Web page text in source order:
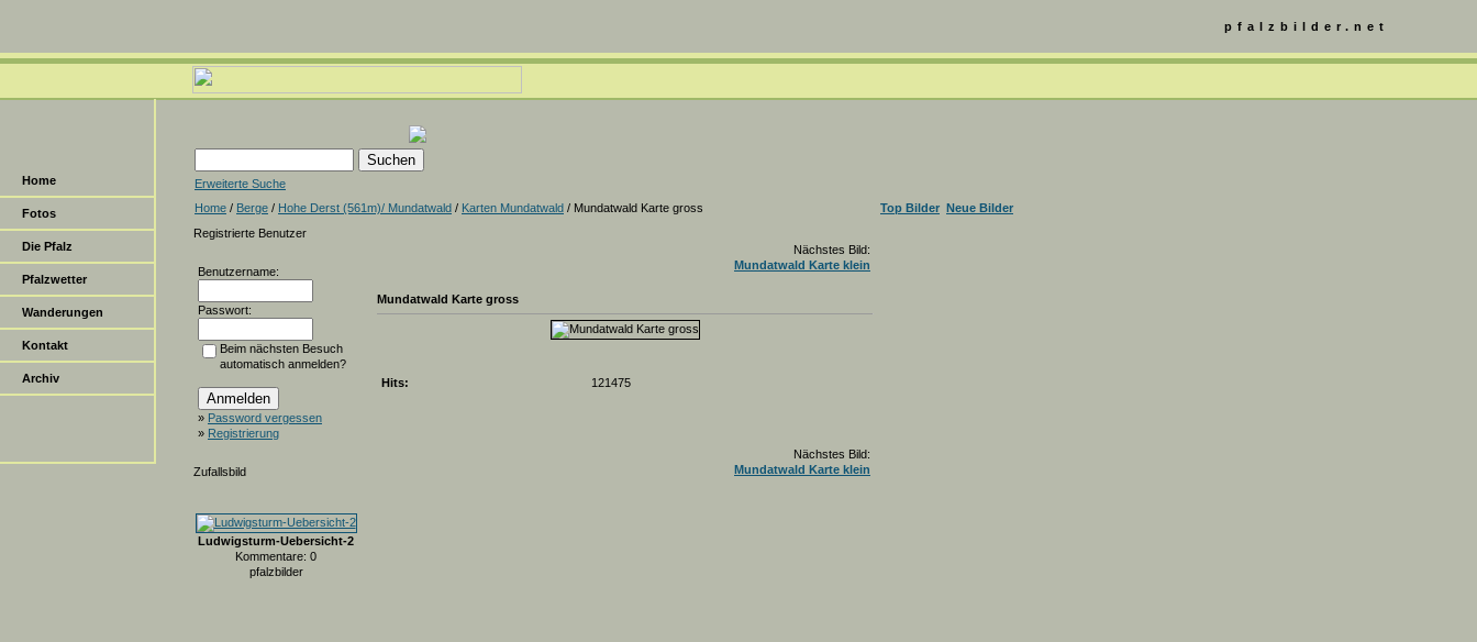
Home
Fotos
Die Pfalz
Pfalzwetter
Wanderungen
Kontakt
Archiv
pfalzbilder.net
Erweiterte Suche
Home / Berge / Hohe Derst (561m)/ Mundatwald / Karten Mundatwald / Mundatwald Karte gross Top Bilder Neue Bilder
Registrierte Benutzer
Benutzername:
Passwort:
Beim nächsten Besuch
automatisch anmelden?
» Password vergessen
» Registrierung
Zufallsbild
Ludwigsturm-Uebersicht-2
Kommentare: 0
pfalzbilder
Nächstes Bild:
Mundatwald Karte klein
Mundatwald Karte gross
Hits: 121475
Nächstes Bild:
Mundatwald Karte klein